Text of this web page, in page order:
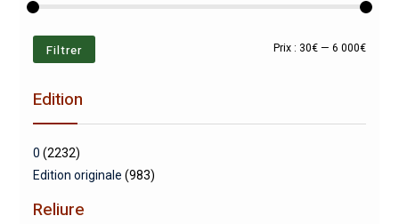
Prix
Prix
Filtrer Prix : 30€ —6 000€
Edition
0 (2232)
Edition originale (983)
Reliure